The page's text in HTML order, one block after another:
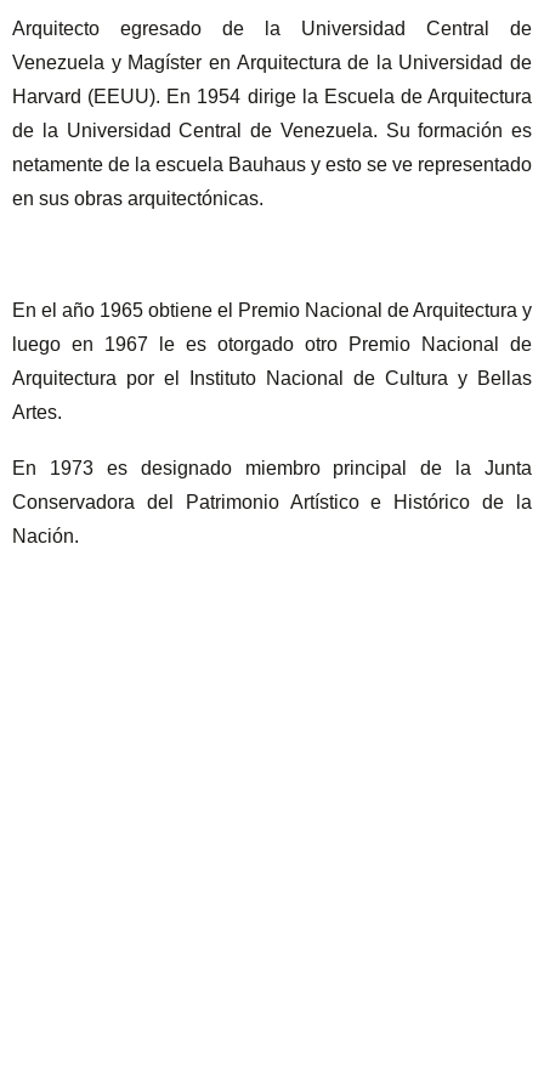
Arquitecto egresado de la Universidad Central de
Venezuela y Magíster en Arquitectura de la Universidad de
Harvard (EEUU). En 1954 dirige la Escuela de Arquitectura
de la Universidad Central de Venezuela. Su formación es
netamente de la escuela Bauhaus y esto se ve representado
en sus obras arquitectónicas.
En el año 1965 obtiene el Premio Nacional de Arquitectura y
luego en 1967 le es otorgado otro Premio Nacional de
Arquitectura por el Instituto Nacional de Cultura y Bellas
Artes.
En 1973 es designado miembro principal de la Junta
Conservadora del Patrimonio Artístico e Histórico de la
Nación.